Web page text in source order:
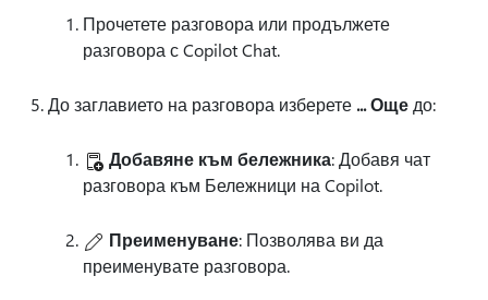
Прочетете разговора или продължете
разговора с Copilot Chat.
До заглавието на разговора изберете ... Ощедо:
Добавяне към бележника: Добавя чат
разговора към Бележници на Copilot.
Преименуване: Позволява ви да
преименувате разговора.